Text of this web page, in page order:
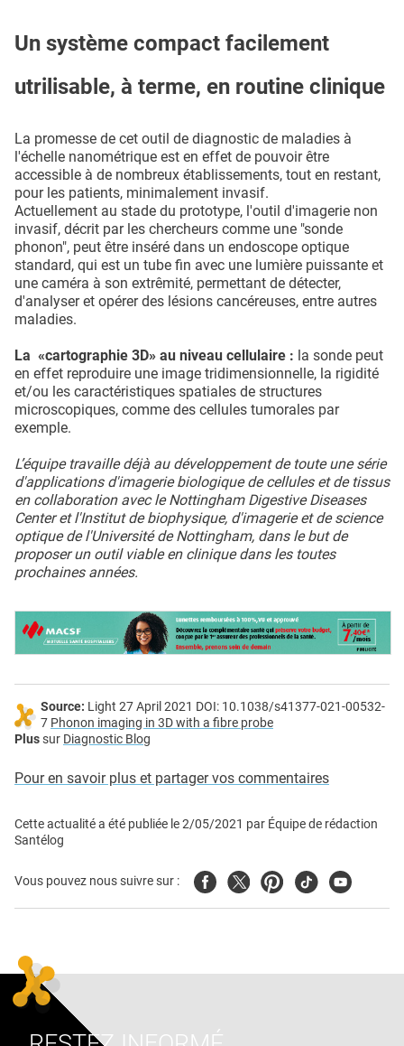
Un système compact facilement
utrilisable, à terme, en routine clinique
La promesse de cet outil de diagnostic de maladies à
l'échelle nanométrique est en effet de pouvoir être
accessible à de nombreux établissements, tout en restant,
pour les patients, minimalement invasif.
Actuellement au stade du prototype, l'outil d'imagerie non
invasif, décrit par les chercheurs comme une "sonde
phonon", peut être inséré dans un endoscope optique
standard, qui est un tube fin avec une lumière puissante et
une caméra à son extrêmité, permettant de détecter,
d'analyser et opérer des lésions cancéreuses, entre autres
maladies.
La «cartographie 3D» au niveau cellulaire : la sonde peut
en effet reproduire une image tridimensionnelle, la rigidité
et/ou les caractéristiques spatiales de structures
microscopiques, comme des cellules tumorales par
exemple.
L’équipe travaille déjà au développement de toute une série
d'applications d'imagerie biologique de cellules et de tissus
en collaboration avec le Nottingham Digestive Diseases
Center et l'Institut de biophysique, d'imagerie et de science
optique de l'Université de Nottingham, dans le but de
proposer un outil viable en clinique dans les toutes
prochaines années.
Source: Light 27 April 2021 DOI: 10.1038/s41377-021-00532-
7 Phonon imaging in 3D with a fibre probe
Plussur Diagnostic Blog
Pour en savoir plus et partager vos commentaires
Cette actualité a été publiée le2/05/2021 par Équipe de rédaction
Santélog
Vous pouvez nous suivre sur : FacebookTwitterPinterest
TiktokYoutube